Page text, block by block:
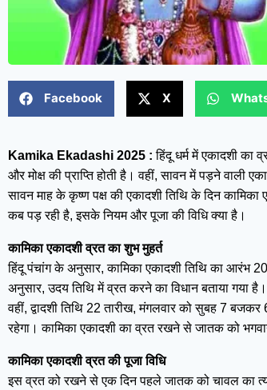
Facebook X
Kamika Ekadashi 2025 : हिंदू धर्म में एकादशी
और मोक्ष की प्राप्ति होती है। वहीं, सावन में पड़ने वाली
सावन माह के कृष्ण पक्ष की एकादशी तिथि के दिन
कब पड़ रही है, इसके नियम और पूजा की विधि क्या है।
कामिका एकादशी व्रत का शुभ मुहर्त
हिंदू पंचांग के अनुसार, कामिका एकादशी तिथि का आरंभ
अनुसार, उदय तिथि में व्रत करने का विधान बताया गया
वहीं, द्वादशी तिथि 22 तारीख, मंगलवार को सुबह 7
रहेगा। कामिका एकादशी का व्रत रखने से जातक को भगवान
कामिका एकादशी व्रत की पूजा विधि
इस व्रत को रखने से एक दिन पहले जातक को चावल का